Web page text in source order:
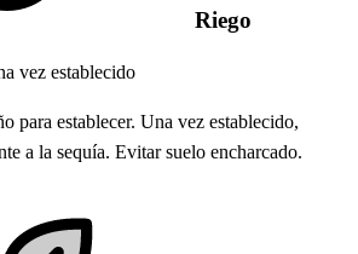
Riego
vez establecido
para establecer. Una vez establecido,
a la sequía. Evitar suelo encharcado.